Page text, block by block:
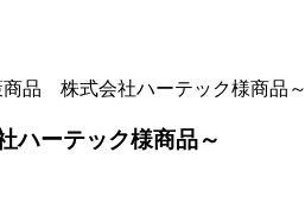
品 株式会社ハーテック様商品～
ハーテック様商品～